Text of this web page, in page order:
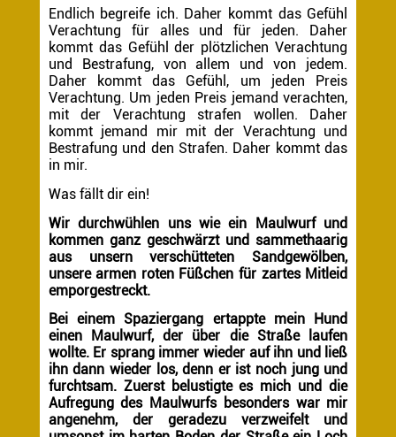
Endlich begreife ich. Daher kommt das Gefühl
Verachtung für alles und für jeden. Daher
kommt das Gefühl der plötzlichen Verachtung
und Bestrafung, von allem und von jedem.
Daher kommt das Gefühl, um jeden Preis
Verachtung. Um jeden Preis jemand verachten,
mit der Verachtung strafen wollen. Daher
kommt jemand mir mit der Verachtung und
Bestrafung und den Strafen. Daher kommt das
in mir.
Was fällt dir ein!
Wir durchwühlen uns wie ein Maulwurf und
kommen ganz geschwärzt und sammethaarig
aus unsern verschütteten Sandgewölben,
unsere armen roten Füßchen für zartes Mitleid
emporgestreckt.
Bei einem Spaziergang ertappte mein Hund
einen Maulwurf, der über die Straße laufen
wollte. Er sprang immer wieder auf ihn und ließ
ihn dann wieder los, denn er ist noch jung und
furchtsam. Zuerst belustigte es mich und die
Aufregung des Maulwurfs besonders war mir
angenehm, der geradezu verzweifelt und